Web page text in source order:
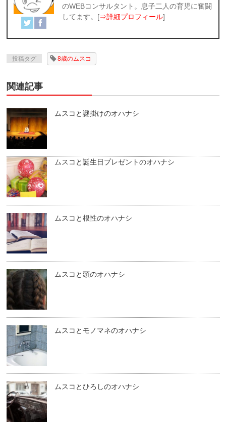
のWEBコンサルタント。息子二人の育児に奮闘
してます。[⇒詳細プロフィール]
投稿タグ 8歳のムスコ
関連記事
ムスコと謎掛けのオハナシ
ムスコと誕生日プレゼントのオハナシ
ムスコと根性のオハナシ
ムスコと頭のオハナシ
ムスコとモノマネのオハナシ
ムスコとひろしのオハナシ